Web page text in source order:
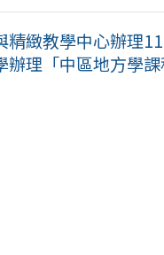
精緻教學中心辦理
理「中區地方學課